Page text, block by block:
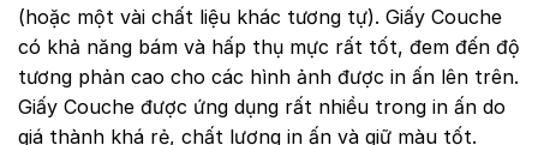
(hoặc một vài chất liệu khác tương tự). Giấy Couche
có khả năng bám và hấp thụ mực rất tốt, đem đến độ
tương phản cao cho các hình ảnh được in ấn lên trên.
Giấy Couche được ứng dụng rất nhiều trong in ấn do
giá thành khá rẻ, chất lượng in ấn và giữ màu tốt.